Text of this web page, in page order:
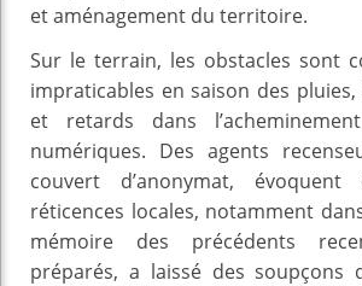
et aménagement du territoire.
Sur le terrain, les obstacles sont
impraticables en saison des pluies,
et retards dans
numériques. Des agents
couvert d’anonymat, évoquent
réticences locales, notamment
mémoire des précédents
préparés, a laissé des soupçons